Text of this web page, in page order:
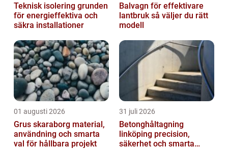
Teknisk isolering grunden
för energieffektiva och
säkra installationer
Balvagn för effektivare
lantbruk så väljer du rätt
modell
01 augusti 2026
Grus skaraborg material,
användning och smarta
val för hållbara projekt
31 juli 2026
Betonghåltagning
linköping precision,
säkerhet och smarta